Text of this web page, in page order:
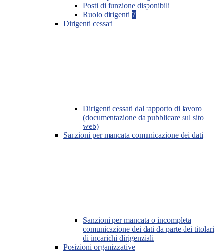
Posti di funzione disponibili
Ruolo dirigenti 7
Dirigenti cessati
Dirigenti cessati dal rapporto di lavoro
(documentazione da pubblicare sul sito
web)
Sanzioni per mancata comunicazione dei dati
Sanzioni per mancata o incompleta
comunicazione dei dati da parte dei titolari
di incarichi dirigenziali
Posizioni organizzative